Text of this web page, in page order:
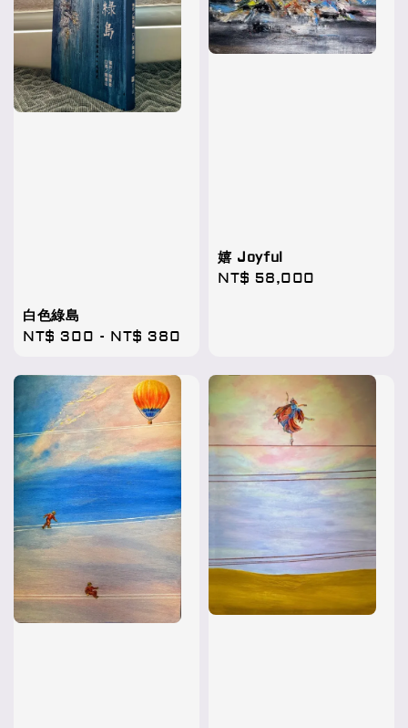
白色綠島
Regular
NT$ 300 - NT$ 380
嬉 Joyful
Regular
NT$ 58,000